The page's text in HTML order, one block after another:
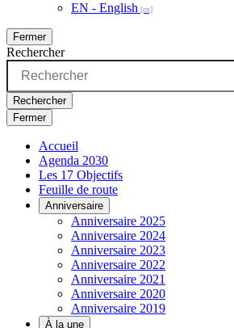
EN - English
Fermer
Rechercher
Rechercher
Fermer
Accueil
Agenda 2030
Les 17 Objectifs
Feuille de route
Anniversaire
Anniversaire 2025
Anniversaire 2024
Anniversaire 2023
Anniversaire 2022
Anniversaire 2021
Anniversaire 2020
Anniversaire 2019
À la une